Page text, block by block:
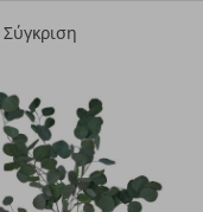
Σύγκριση